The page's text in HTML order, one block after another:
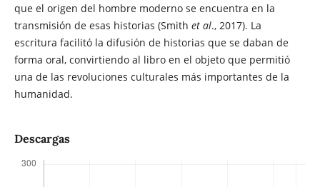
que el origen del hombre moderno se encuentra en la
transmisión de esas historias (Smith et al., 2017). La
escritura facilitó la difusión de historias que se daban de
forma oral, convirtiendo al libro en el objeto que permitió
una de las revoluciones culturales más importantes de la
humanidad.
Descargas